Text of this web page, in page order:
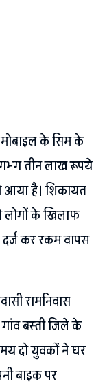
के सिम के
तीन लाख रूपये
आया है। शिकायत
लोगों के खिलाफ
कर रकम वापस
रामनिवास
बस्ती जिले के
दो युवकों ने घर
बाइक पर